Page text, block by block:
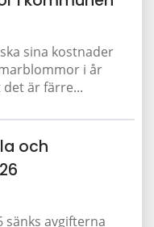
sina kostnader
i år
är färre...
och
sänks avgifterna